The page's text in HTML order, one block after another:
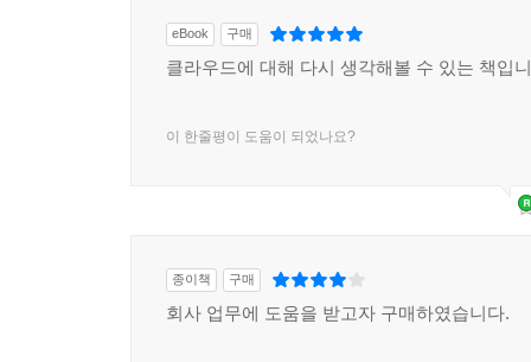
7.3.1 서비스 디자인
7.3.1.1 가용성 관리
7.3.1.3 연속성 관리
7.3.3 서비스 운영
7.3.3.1 장애관리
eBook 구매
클라우드에 대해 다시 생각해볼 수 있는 책입
이 한줄평이 도움이 되었나요?
종이책 구매
회사 업무에 도움을 받고자 구매하였습니다.